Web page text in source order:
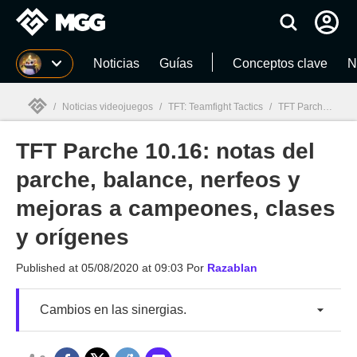
MGG Noticias Guías Conceptos clave
MGG
/ Noticias videojuegos / TFT: Teamfight Tactics / TFT Parche 10.16: notas del parche, balance, nerfeos y mejoras a campeones, clases y orígenes
TFT Parche 10.16: notas del
parche, balance, nerfeos y
mejoras a campeones, clases
y orígenes
Published at 05/08/2020 at 09:03 Por Razablan
Cambios en las sinergias.